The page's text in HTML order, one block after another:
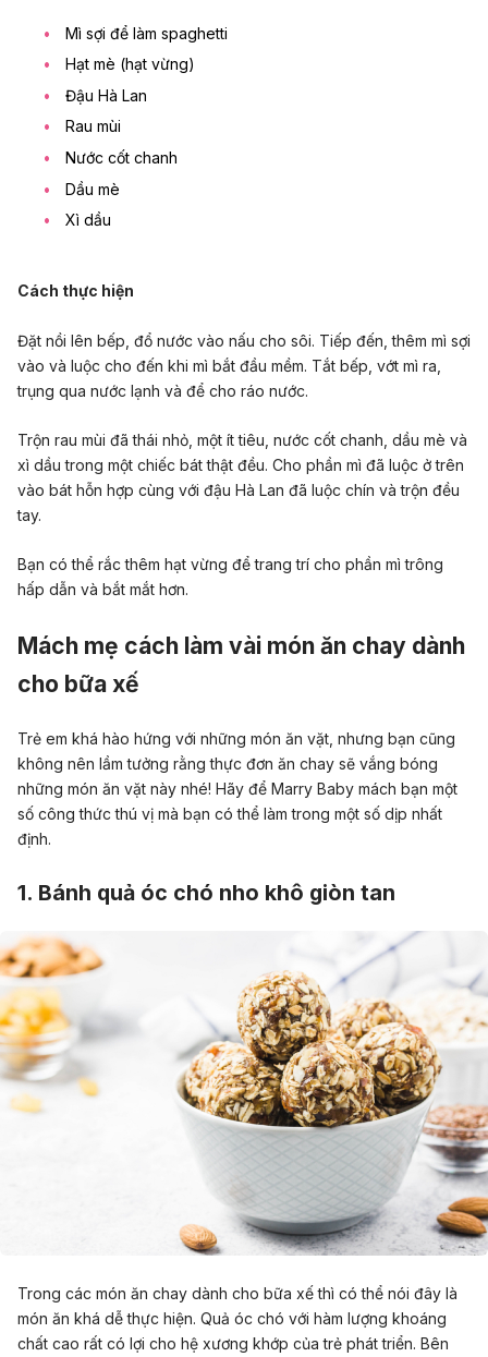
Mì sợi để làm spaghetti
Hạt mè (hạt vừng)
Đậu Hà Lan
Rau mùi
Nước cốt chanh
Dầu mè
Xì dầu
Cách thực hiện
Đặt nồi lên bếp, đổ nước vào nấu cho sôi. Tiếp đến, thêm mì sợi
vào và luộc cho đến khi mì bắt đầu mềm. Tắt bếp, vớt mì ra,
trụng qua nước lạnh và để cho ráo nước.
Trộn rau mùi đã thái nhỏ, một ít tiêu, nước cốt chanh, dầu mè và
xì dầu trong một chiếc bát thật đều. Cho phần mì đã luộc ở trên
vào bát hỗn hợp cùng với đậu Hà Lan đã luộc chín và trộn đều
tay.
Bạn có thể rắc thêm hạt vừng để trang trí cho phần mì trông
hấp dẫn và bắt mắt hơn.
Mách mẹ cách làm vài món ăn chay dành
cho bữa xế
Trẻ em khá hào hứng với những món ăn vặt, nhưng bạn cũng
không nên lầm tưởng rằng thực đơn ăn chay sẽ vắng bóng
những món ăn vặt này nhé! Hãy để Marry Baby mách bạn một
số công thức thú vị mà bạn có thể làm trong một số dịp nhất
định.
1. Bánh quả óc chó nho khô giòn tan
Trong các món ăn chay dành cho bữa xế thì có thể nói đây là
món ăn khá dễ thực hiện. Quả óc chó với hàm lượng khoáng
chất cao rất có lợi cho hệ xương khớp của trẻ phát triển. Bên